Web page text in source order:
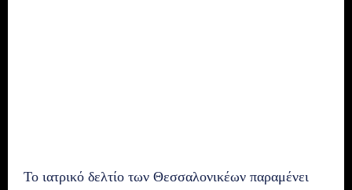
Το ιατρικό δελτίο των Θεσσαλονικέων παραμένει